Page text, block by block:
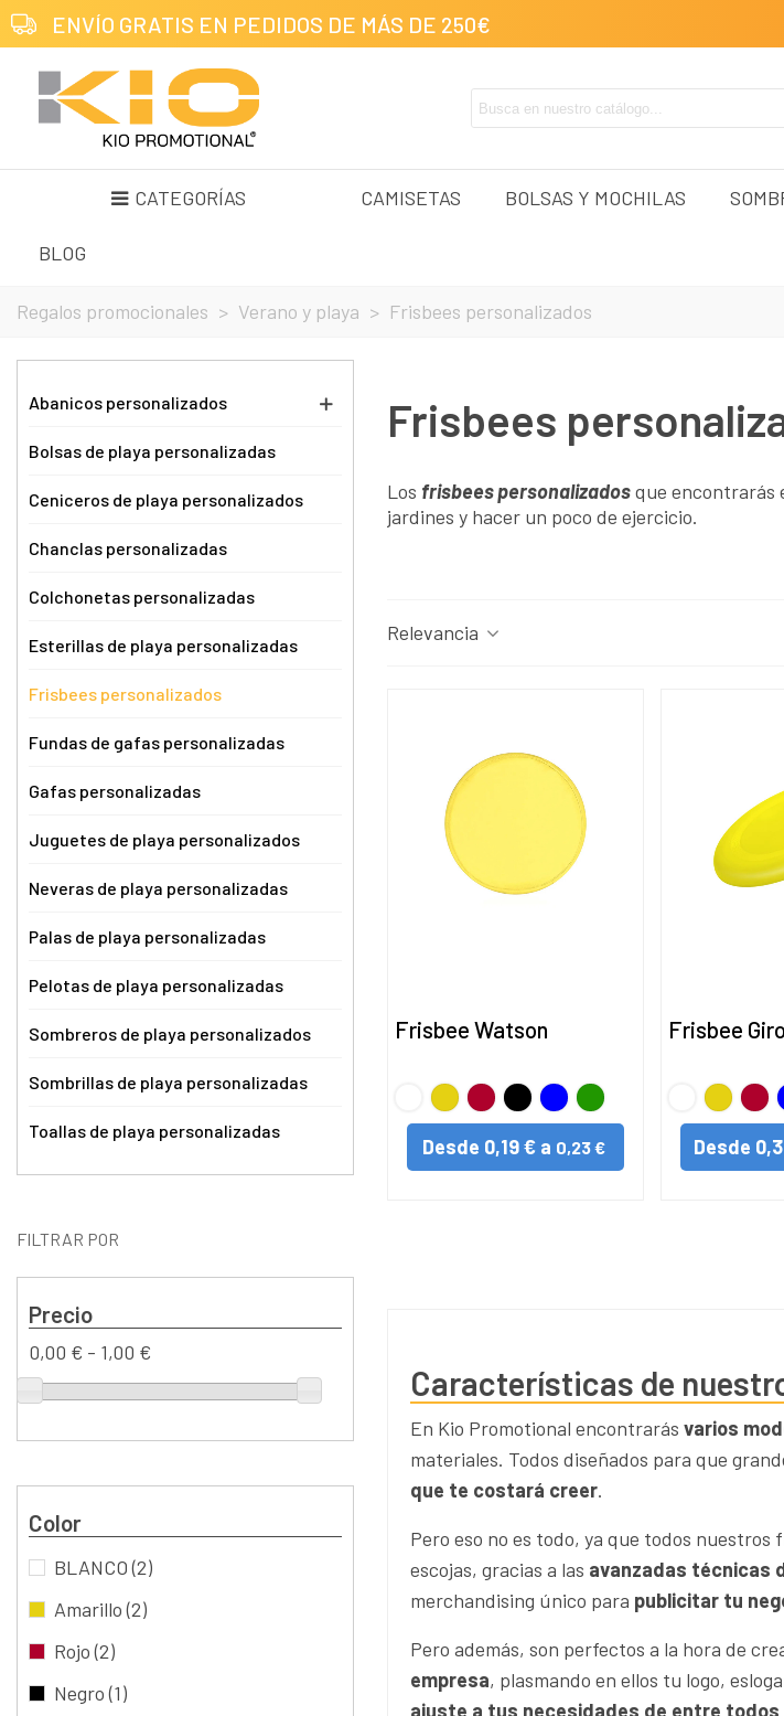
ENVÍO GRATIS EN PEDIDOS DE MÁS DE 250€
CATEGORÍAS CAMISETAS BOLSAS Y MOCHILAS
BLOG
Regalos promocionales > Verano y playa > Frisbees personalizados
Abanicos personalizados
Bolsas de playa personalizadas
Ceniceros de playa personalizados
Chanclas personalizadas
Colchonetas personalizadas
Esterillas de playa personalizadas
Frisbees personalizados
Fundas de gafas personalizadas
Gafas personalizadas
Juguetes de playa personalizados
Neveras de playa personalizadas
Palas de playa personalizadas
Pelotas de playa personalizadas
Sombreros de playa personalizados
Sombrillas de playa personalizadas
Toallas de playa personalizadas
FILTRAR POR
Precio
0,00 € - 1,00 €
Color
BLANCO(2)
Amarillo(2)
Rojo(2)
Negro(1)
Frisbees
Los frisbees personalizadosque encontrarás
jardines y hacer un poco de ejercicio.
Relevancia
Frisbee Watson
BLANCO
Amarillo
Rojo NegroAZULVERDE
Desde 0,19 € a 0,23 €
Frisbee
BLANCO
Amarillo
Rojo
Desde
Características de
En Kio Promotional encontrarás varios
materiales. Todos diseñados para que
que te costará creer.
Pero eso no es todo, ya que todos
escojas, gracias a las avanzadas técnicas
merchandising único para publicitar tu
Pero además, son perfectos a la hora de
empresa, plasmando en ellos tu logo,
ajuste a tus necesidades de entre